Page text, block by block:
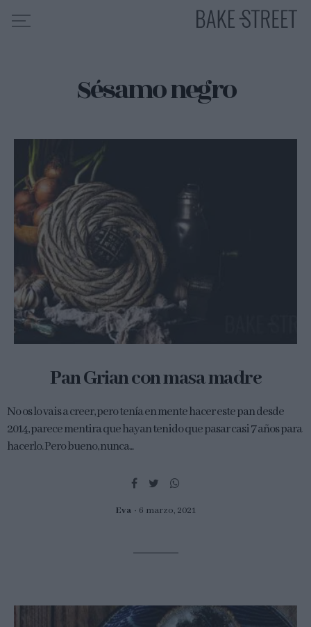
INDICE DE RECETAS
ES
Sésamo negro
Pan Grian con masa madre
No os lo vais a creer, pero tenía en mente hacer este pan desde
2014, parece mentira que hayan tenido que pasar casi 7 años para
hacerlo. Pero bueno, nunca...
Eva 6 marzo, 2021